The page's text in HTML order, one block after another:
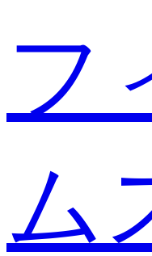
フ
ム